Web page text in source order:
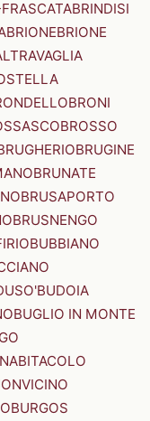
BRINDISI
BRIONEBRIONE
BRONI
BROSSO
BRUGINE
BRUNATE
BRUSAPORTO
BRUSNENGO
BUBBIANO
BUDOIA
BUGLIO IN MONTE
BURGOS